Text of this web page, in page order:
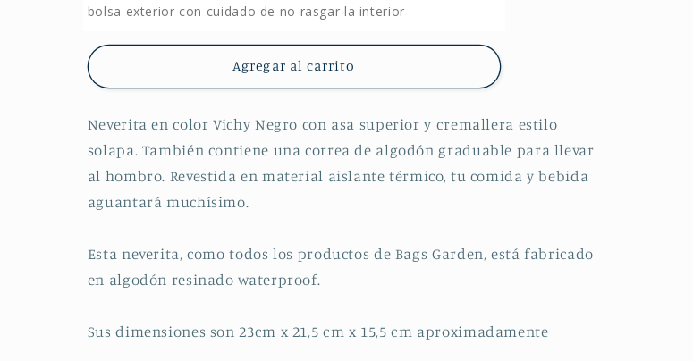
Garden
Garden
bolsa exterior con cuidado de no rasgar la interior
Agregar al carrito
Neverita en color Vichy Negro con asa superior y cremallera estilo
solapa. También contiene una correa de algodón graduable para llevar
al hombro. Revestida en material aislante térmico, tu comida y bebida
aguantará muchísimo.
Esta neverita, como todos los productos de Bags Garden, está fabricado
en algodón resinado waterproof.
Sus dimensiones son 23cm x 21,5 cm x 15,5 cm aproximadamente